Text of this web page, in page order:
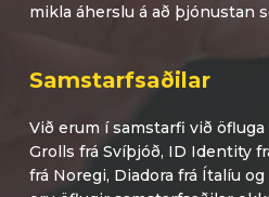
mikla áherslu á að þjónustan
Samstarfsaðilar
Við erum í samstarfi við
Grolls frá Svíþjóð, ID Identity
frá Noregi, Diadora frá Ítalíu